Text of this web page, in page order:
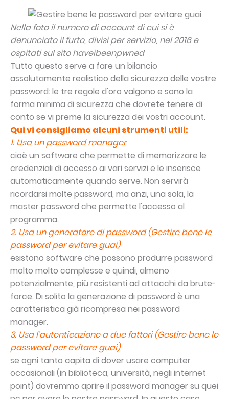
Nella foto il numero di account di cui si è
denunciato il furto, divisi per servizio, nel 2016 e
ospitati sul sitohaveibeenpwned
Tutto questo serve a fare un bilancio
assolutamente realistico della sicurezza delle vostre
password: le tre regole d'oro valgono e sono la
forma minima di sicurezza che dovrete tenere di
conto se vi preme la sicurezza dei vostri account.
Qui vi consigliamo alcuni strumenti utili:
1. Usa un password manager
cioè un software che permette di memorizzare le
credenziali di accesso ai vari servizi e le inserisce
automaticamente quando serve. Non servirà
ricordarsi molte password, ma anzi, una sola, la
master password che permette l'accesso al
programma.
2. Usa un generatore di password (Gestire bene le
password per evitare guai)
esistono software che possono produrre password
molto molto complesse e quindi, almeno
potenzialmente, più resistenti ad attacchi da brute-
force. Di solito la generazione di password è una
caratteristica già ricompresa nei password
manager.
3. Usa l'autenticazione a due fattori (Gestire bene le
password per evitare guai)
se ogni tanto capita di dover usare computer
occasionali (in biblioteca, università, negli internet
point) dovremmo aprire il password manager su quei